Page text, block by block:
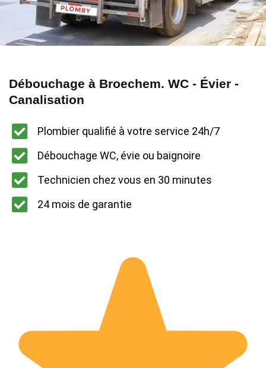
Débouchage à Broechem. WC - Évier -
Canalisation
Plombier qualifié à votre service 24h/7
Débouchage WC, évie ou baignoire
Technicien chez vous en 30 minutes
24 mois de garantie